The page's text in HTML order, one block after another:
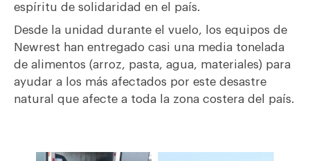
espíritu de solidaridad en el país.
Desde la unidad durante el vuelo, los equipos de
Newrest han entregado casi una media tonelada
de alimentos (arroz, pasta, agua, materiales) para
ayudar a los más afectados por este desastre
natural que afecte a toda la zona costera del país.